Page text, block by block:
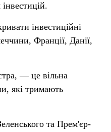
інвестиційні
Франції, Данії,
— це вільна
які тримають
та Прем'єр-